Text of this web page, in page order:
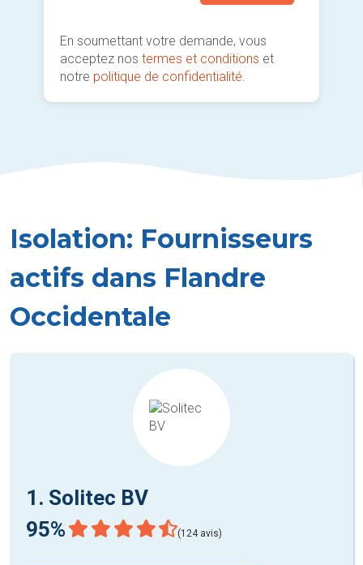
En soumettant votre demande, vous
acceptez nostermes et conditions et
notre politique de confidentialité
Isolation: Fournisseurs
actifs dans Flandre
Occidentale
1. Solitec BV
95%
(124 avis)